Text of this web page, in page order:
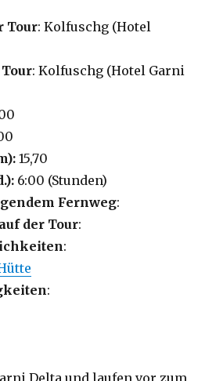
Tour: Kolfuschg (Hotel
: Kolfuschg (Hotel Garni
15,70
6:00 (Stunden)
Fernweg:
der Tour:
:
: